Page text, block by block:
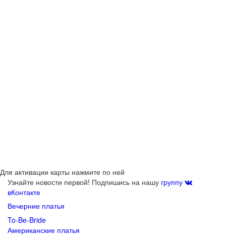
Для активации карты нажмите по ней
Узнайте новости первой! Подпишись на нашу группу
вКонтакте
Вечерние платья
To-Be-Bride
Американские платья